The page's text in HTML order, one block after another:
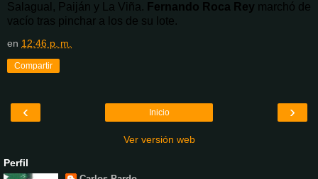
Salagual, Paiján y La Viña. Fernando Roca Rey marchó de
vacío tras pinchar a los de su lote.
en 12:46 p. m.
Compartir
‹ ›
Inicio
Ver versión web
Perfil